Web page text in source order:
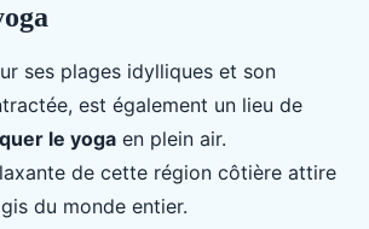
ses plages idylliques et son
est également un lieu de
le yoga en plein air.
de cette région côtière attire
du monde entier.